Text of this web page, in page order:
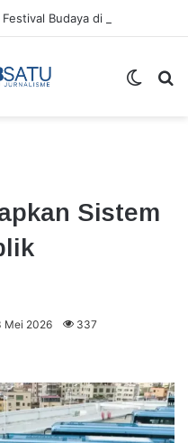
Sistem
Mei 2026 337